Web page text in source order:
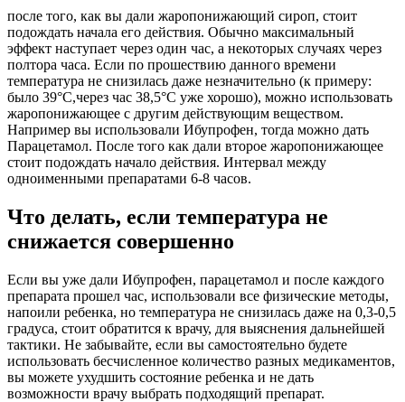
после того, как вы дали жаропонижающий сироп, стоит
подождать начала его действия. Обычно максимальный
эффект наступает через один час, а некоторых случаях через
полтора часа. Если по прошествию данного времени
температура не снизилась даже незначительно (к примеру:
было 39°C,через час 38,5°C уже хорошо), можно использовать
жаропонижающее с другим действующим веществом.
Например вы использовали Ибупрофен, тогда можно дать
Парацетамол. После того как дали второе жаропонижающее
стоит подождать начало действия. Интервал между
одноименными препаратами 6-8 часов.
Что делать, если температура не
снижается совершенно
Если вы уже дали Ибупрофен, парацетамол и после каждого
препарата прошел час, использовали все физические методы,
напоили ребенка, но температура не снизилась даже на 0,3-0,5
градуса, стоит обратится к врачу, для выяснения дальнейшей
тактики. Не забывайте, если вы самостоятельно будете
использовать бесчисленное количество разных медикаментов,
вы можете ухудшить состояние ребенка и не дать
возможности врачу выбрать подходящий препарат.